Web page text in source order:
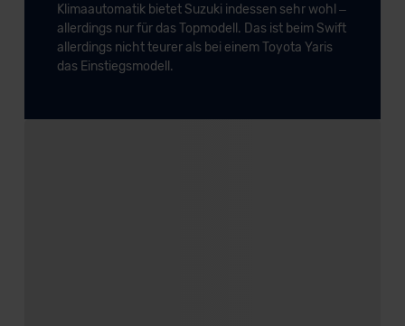
Klimaautomatik bietet Suzuki indessen sehr wohl –
allerdings nur für das Topmodell. Das ist beim Swift
allerdings nicht teurer als bei einem Toyota Yaris
das Einstiegsmodell.